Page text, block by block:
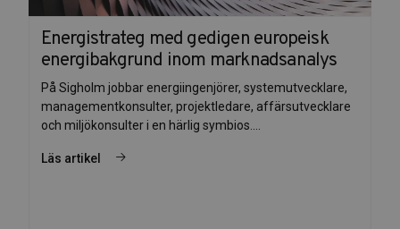
Energistrateg med gedigen europeisk
energibakgrund inom marknadsanalys
På Sigholm jobbar energiingenjörer, systemutvecklare,
managementkonsulter, projektledare, affärsutvecklare
och miljökonsulter i en härlig symbios....
Läs artikel